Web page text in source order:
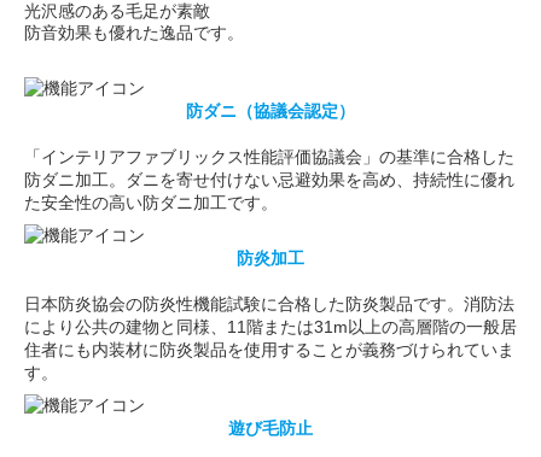
光沢感のある毛足が素敵
防音効果も優れた逸品です。
防ダニ（協議会認定）
「インテリアファブリックス性能評価協議会」の基準に合格した
防ダニ加工。ダニを寄せ付けない忌避効果を高め、持続性に優れ
た安全性の高い防ダニ加工です。
防炎加工
日本防炎協会の防炎性機能試験に合格した防炎製品です。消防法
により公共の建物と同様、11階または31m以上の高層階の一般居
住者にも内装材に防炎製品を使用することが義務づけられていま
す。
遊び毛防止